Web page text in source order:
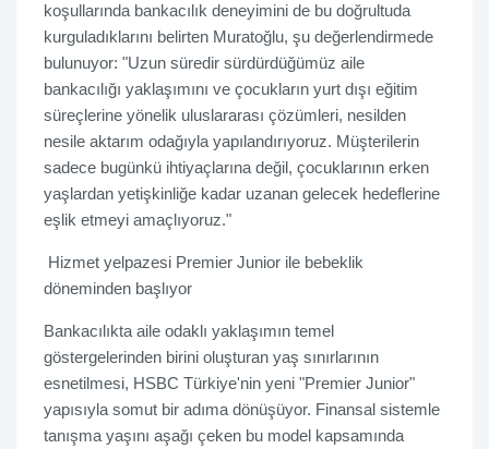
koşullarında bankacılık deneyimini de bu doğrultuda
kurguladıklarını belirten Muratoğlu, şu değerlendirmede
bulunuyor: "Uzun süredir sürdürdüğümüz aile
bankacılığı yaklaşımını ve çocukların yurt dışı eğitim
süreçlerine yönelik uluslararası çözümleri, nesilden
nesile aktarım odağıyla yapılandırıyoruz. Müşterilerin
sadece bugünkü ihtiyaçlarına değil, çocuklarının erken
yaşlardan yetişkinliğe kadar uzanan gelecek hedeflerine
eşlik etmeyi amaçlıyoruz."
Hizmet yelpazesi Premier Junior ile bebeklik
döneminden başlıyor
Bankacılıkta aile odaklı yaklaşımın temel
göstergelerinden birini oluşturan yaş sınırlarının
esnetilmesi, HSBC Türkiye'nin yeni "Premier Junior"
yapısıyla somut bir adıma dönüşüyor. Finansal sistemle
tanışma yaşını aşağı çeken bu model kapsamında